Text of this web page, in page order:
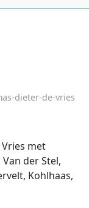
dieter-de-vries
met
der Stel,
Kohlhaas,